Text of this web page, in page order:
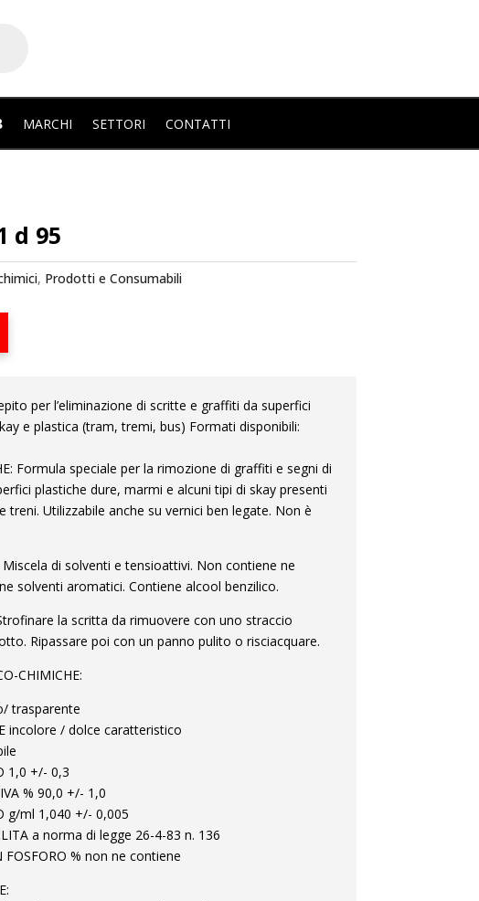
MARCHI SETTORI CONTATTI
d 95
, Prodotti e Consumabili
per l’eliminazione di scritte e graffiti da superfici
e plastica (tram, tremi, bus) Formati disponibili:
Formula speciale per la rimozione di graffiti e segni di
plastiche dure, marmi e alcuni tipi di skay presenti
treni. Utilizzabile anche su vernici ben legate. Non è
Miscela di solventi e tensioattivi. Non contiene ne
solventi aromatici. Contiene alcool benzilico.
la scritta da rimuovere con uno straccio
Ripassare poi con un panno pulito o risciacquare.
CHIMICHE:
trasparente
incolore / dolce caratteristico
1,0 +/- 0,3
% 90,0 +/- 1,0
g/ml 1,040 +/- 0,005
a norma di legge 26-4-83 n. 136
FOSFORO % non ne contiene